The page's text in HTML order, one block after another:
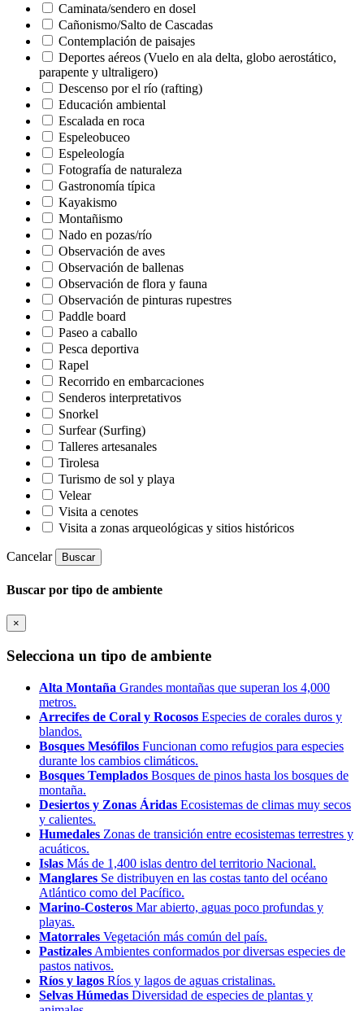
Caminata/sendero en dosel
Cañonismo/Salto de Cascadas
Contemplación de paisajes
Deportes aéreos (Vuelo en ala delta, globo aerostático,
parapente y ultraligero)
Descenso por el río (rafting)
Educación ambiental
Escalada en roca
Espeleobuceo
Espeleología
Fotografía de naturaleza
Gastronomía típica
Kayakismo
Montañismo
Nado en pozas/río
Observación de aves
Observación de ballenas
Observación de flora y fauna
Observación de pinturas rupestres
Paddle board
Paseo a caballo
Pesca deportiva
Rapel
Recorrido en embarcaciones
Senderos interpretativos
Snorkel
Surfear (Surfing)
Talleres artesanales
Tirolesa
Turismo de sol y playa
Velear
Visita a cenotes
Visita a zonas arqueológicas y sitios históricos
Cancelar Buscar
Buscar por tipo de ambiente
×
Selecciona un tipo de ambiente
Alta Montaña Grandes montañas que superan los 4,000
metros.
Arrecifes de Coral y Rocosos Especies de corales duros y
blandos.
Bosques Mesófilos Funcionan como refugios para especies
durante los cambios climáticos.
Bosques Templados Bosques de pinos hasta los bosques de
montaña.
Desiertos y Zonas Áridas Ecosistemas de climas muy secos
y calientes.
Humedales Zonas de transición entre ecosistemas terrestres y
acuáticos.
Islas Más de 1,400 islas dentro del territorio Nacional.
Manglares Se distribuyen en las costas tanto del océano
Atlántico como del Pacífico.
Marino-Costeros Mar abierto, aguas poco profundas y
playas.
Matorrales Vegetación más común del país.
Pastizales Ambientes conformados por diversas especies de
pastos nativos.
Ríos y lagos Ríos y lagos de aguas cristalinas.
Selvas Húmedas Diversidad de especies de plantas y